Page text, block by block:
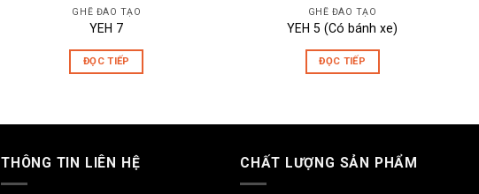
GHẾ ĐÀO TẠO
YEH 7
ĐỌC TIẾP
GHẾ ĐÀO TẠO
YEH 5 (Có bánh xe)
ĐỌC TIẾP
THÔNG TIN LIÊN HỆ CHẤT LƯỢNG SẢN PHẨM